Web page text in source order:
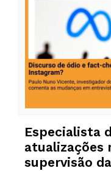
Especialista
atualizações
supervisão